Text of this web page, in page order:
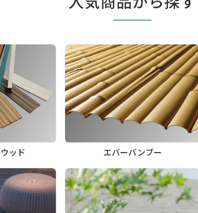
ッド エバーバンブー